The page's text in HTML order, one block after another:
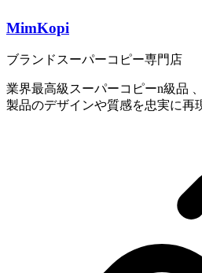
MimKopi
ブランドスーパーコピー専門店
業界最高級スーパーコピーn級品
製品のデザインや質感を忠実に再